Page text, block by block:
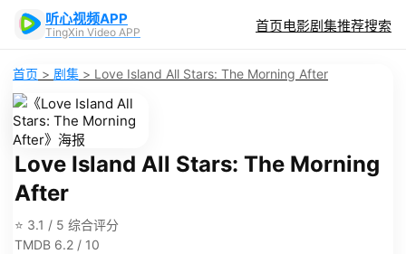
听心视频APP
TingXin Video APP 首页电影剧集推荐搜索
首页 > 剧集 > Love Island All Stars: The Morning After
Love Island All Stars: The Morning
After
⭐ 3.1 / 5 综合评分
TMDB 6.2 / 10